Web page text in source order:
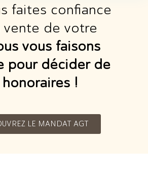
faites conﬁance
vente de votre
vous faisons
pour décider de
!
LE MANDAT AGT